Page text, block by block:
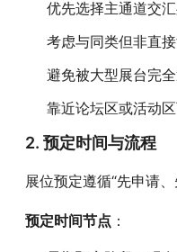
优先选择主通道交
考虑与同类但非直
避免被大型展台完
靠近论坛区或活动
2. 预定时间与流程
展位预定遵循“先申请
预定时间节点 ：